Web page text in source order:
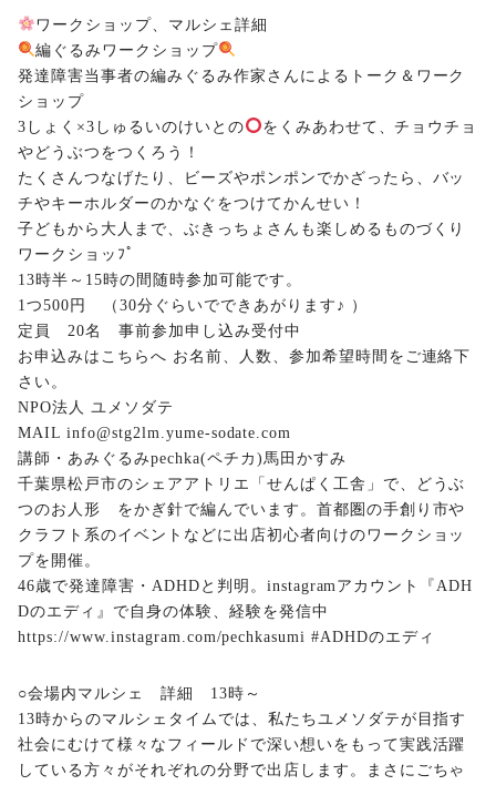
ワークショップ、マルシェ詳細
編ぐるみワークショップ
発達障害当事者の編みぐるみ作家さんによるトーク＆ワーク
ショップ
3しょく×3しゅるいのけいとの
をくみあわせて、チョウチョ
やどうぶつをつくろう！
たくさんつなげたり、ビーズやポンポンでかざったら、バッ
チやキーホルダーのかなぐをつけてかんせい！
子どもから大人まで、ぶきっちょさんも楽しめるものづくり
ワークショッﾌﾟ
13時半～15時の間随時参加可能です。
1つ500円 （30分ぐらいでできあがります♪ ）
定員 20名 事前参加申し込み受付中
お申込みはこちらへ お名前、人数、参加希望時間をご連絡下
さい。
NPO法人 ユメソダテ
MAIL info@stg2lm.yume-sodate.com
講師・あみぐるみpechka(ペチカ)馬田かすみ
千葉県松戸市のシェアアトリエ「せんぱく工舎」で、どうぶ
つのお人形 をかぎ針で編んでいます。首都圏の手創り市や
クラフト系のイベントなどに出店初心者向けのワークショッ
プを開催。
46歳で発達障害・ADHDと判明。instagramアカウント『ADH
Dのエディ』で自身の体験、経験を発信中
https://www.instagram.com/pechkasumi #ADHDのエディ
○会場内マルシェ 詳細 13時～
13時からのマルシェタイムでは、私たちユメソダテが目指す
社会にむけて様々なフィールドで深い想いをもって実践活躍
している方々がそれぞれの分野で出店します。まさにごちゃ